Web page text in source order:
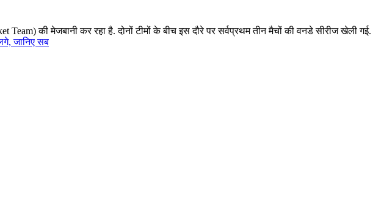
की मेजबानी कर रहा है. दोनों टीमों के बीच इस दौरे पर सर्वप्रथम तीन मैचों की वनडे सीरीज खेली गई.
जानिए सब